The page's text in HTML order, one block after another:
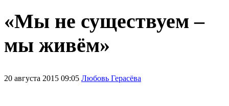
«Мы не существуем –
мы живём»
20 августа 2015 09:05 Любовь Герасёва